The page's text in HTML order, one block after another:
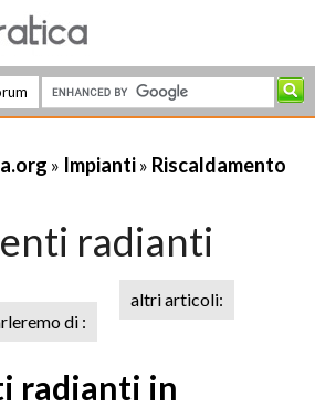
» Impianti» Riscaldamento
radianti
di :
altri articoli:
radianti in